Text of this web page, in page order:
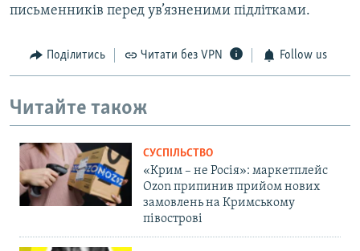
письменників перед ув’язненими підлітками.
Поділитись Читати без VPN Follow us
Читайте також
СУСПІЛЬСТВО
«Крим – не Росія»: маркетплейс
Ozon припинив прийом нових
замовлень на Кримському
півострові